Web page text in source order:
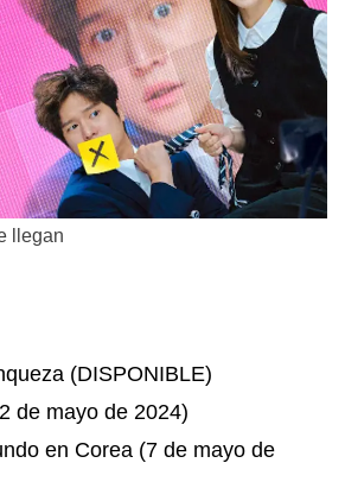
llegan
(DISPONIBLE)
de mayo de 2024)
en Corea (7 de mayo de